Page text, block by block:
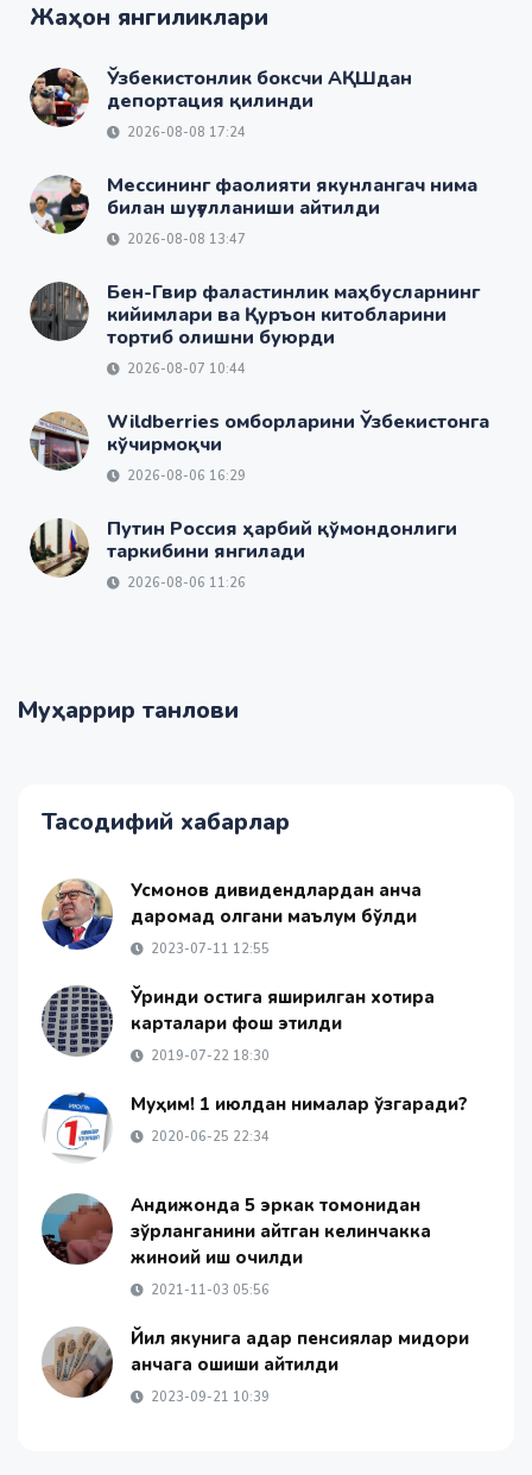
Жаҳон янгиликлари
Ўзбекистонлик боксчи АҚШдан
депортация қилинди
2026-08-08 17:24
Мессининг фаолияти якунлангач нима
билан шуғулланиши айтилди
2026-08-08 13:47
Бен-Гвир фаластинлик маҳбусларнинг
кийимлари ва Қуръон китобларини
тортиб олишни буюрди
2026-08-07 10:44
Wildberries омборларини Ўзбекистонга
кўчирмоқчи
2026-08-06 16:29
Путин Россия ҳарбий қўмондонлиги
таркибини янгилади
2026-08-06 11:26
Муҳаррир танлови
Тасодифий хабарлар
Усмонов дивидендлардан қанча
даромад олгани маълум бўлди
2023-07-11 12:55
Ўриндиқ остига яширилган хотира
карталари фош этилди
2019-07-22 18:30
Муҳим! 1 июлдан нималар ўзгаради?
2020-06-25 22:34
Андижонда 5 эркак томонидан
зўрланганини айтган келинчакка
жиноий иш очилди
2021-11-03 05:56
Йил якунига қадар пенсиялар миқдори
қанчага ошиши айтилди
2023-09-21 10:39